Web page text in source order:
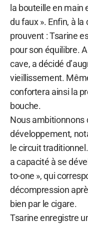
la bouteille en main
du faux ». Enfin, à
prouvent : Tsarine
pour son équilibre.
cave, a décidé
vieillissement.
confortera ainsi la
bouche.
Nous ambitionnons
développement,
le circuit
a capacité à se
to-one », qui
décompression
bien par le cigare.
Tsarine enregistre